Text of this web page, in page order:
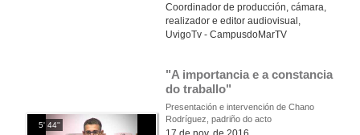
Coordinador de producción, cámara,
realizador e editor audiovisual,
UvigoTv - CampusdoMarTV
5' 44''
"A importancia e a constancia
do traballo"
Presentación e intervención de Chano
Rodríguez, padriño do acto